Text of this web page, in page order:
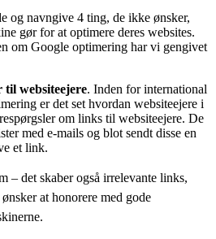
og navngive 4 ting, de ikke ønsker,
gør for at optimere deres websites.
om Google optimering har vi gengivet
til websiteejere. Inden for international
er det set hvordan websiteejere i
om links til websiteejere. De
med e-mails og blot sendt disse en
et link.
– det skaber også irrelevante links,
at honorere med gode